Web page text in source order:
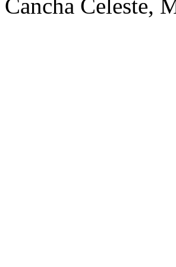
Cancha Celeste,